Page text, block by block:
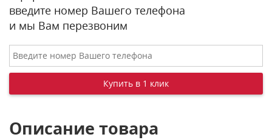
введите номер Вашего телефона
и мы Вам перезвоним
Описание товара